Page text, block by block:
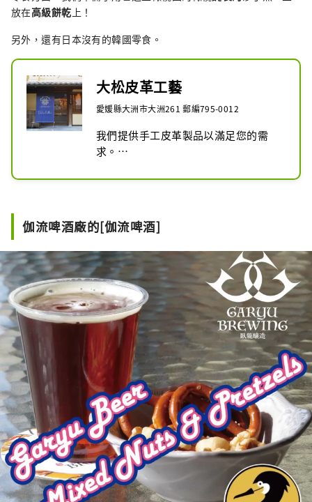
放在高級餅乾 上！
另外，還有日本沒有的韓國零食。
大松皮革工藝
愛媛縣大洲市大洲261 郵編795-0012
我們提供手工皮革製品以滿足您的需
求。
品，這些皮革製品經過精心製作，並交
伽流啤酒廠的[伽流啤酒]